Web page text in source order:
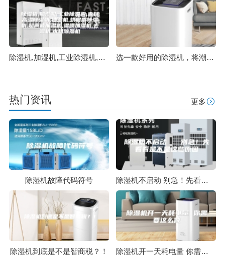
除湿机,加湿机,工业除湿机,木材高温除湿机,抽湿机,烘房用除湿机,超声波加湿机,湿膜加湿机,去湿机,木材除湿机 选一款好用的除湿机，将潮湿拒之门外
热门资讯 更多
除湿机故障代码符号 除湿机不启动 别急！先看看是不是这些原因
除湿机到底是不是智商税？！ 除湿机开一天耗电量 你需要这么做